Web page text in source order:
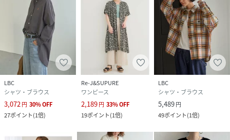
LBC
シャツ・ブラウス
3,072円 30%OFF
27ポイント(1倍)
Re-J&SUPURE
ワンピース
2,189円 33%OFF
19ポイント(1倍)
LBC
シャツ・ブラウス
5,489円
49ポイント(1倍)